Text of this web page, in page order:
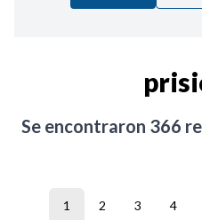
Se encontraron 366
1 2 3 4